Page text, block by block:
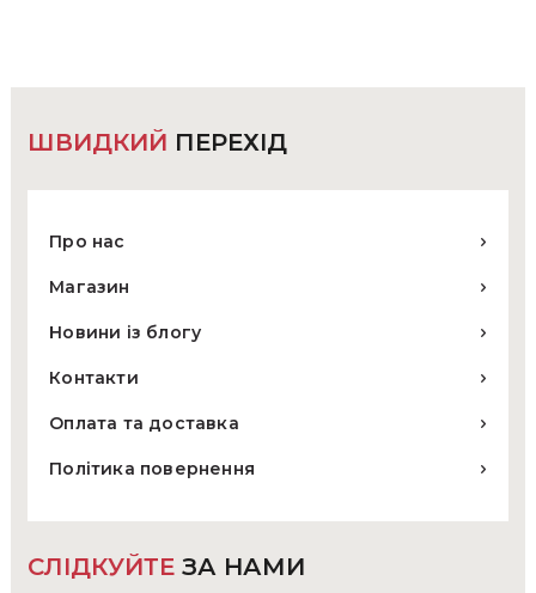
ШВИДКИЙ ПЕРЕХІД
Про нас
Магазин
Новини із блогу
Контакти
Оплата та доставка
Політика повернення
СЛІДКУЙТЕ ЗА НАМИ